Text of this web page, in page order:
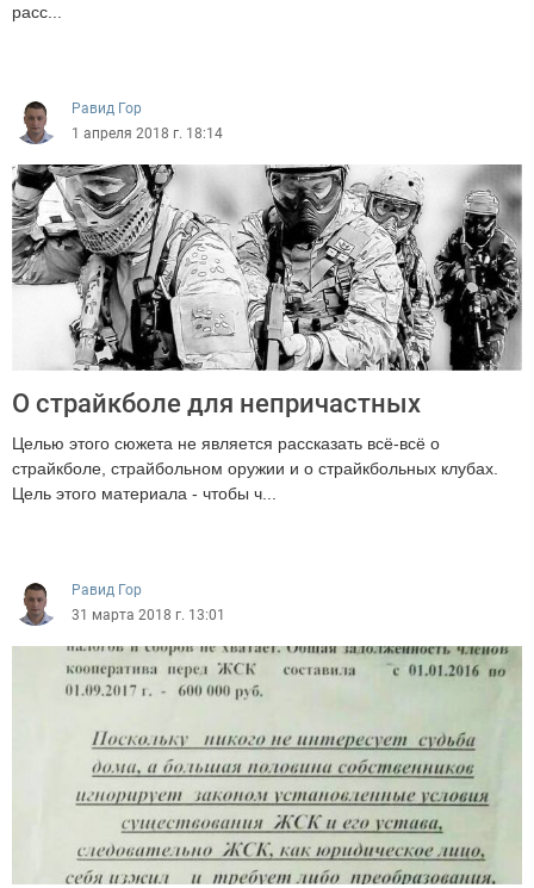
расс...
Равид Гор
1 апреля 2018 г. 18:14
О страйкболе для непричастных
Целью этого сюжета не является рассказать всё-всё о
страйкболе, страйбольном оружии и о страйкбольных клубах.
Цель этого материала - чтобы ч...
Равид Гор
31 марта 2018 г. 13:01